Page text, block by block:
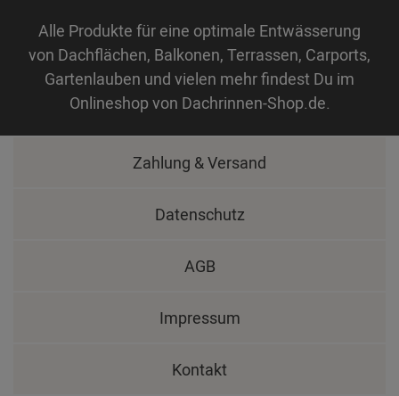
Alle Produkte für eine optimale Entwässerung
von Dachflächen, Balkonen, Terrassen, Carports,
Gartenlauben und vielen mehr findest Du im
Onlineshop von Dachrinnen-Shop.de.
Zahlung & Versand
Datenschutz
AGB
Impressum
Kontakt